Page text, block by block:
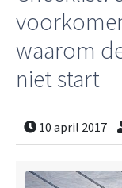
waarom
niet start
10 april 2017